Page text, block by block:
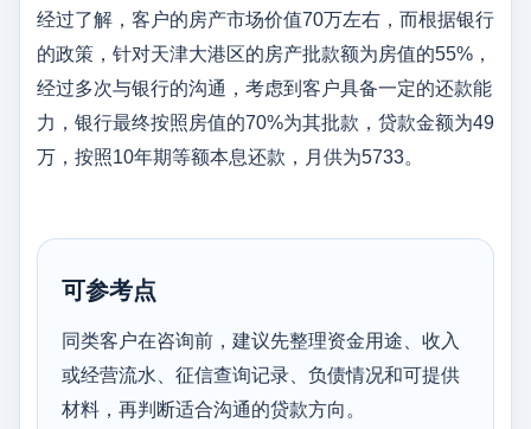
经过了解，客户的房产市场价值70万左右，而根据银行
的政策，针对天津大港区的房产批款额为房值的55%，
经过多次与银行的沟通，考虑到客户具备一定的还款能
力，银行最终按照房值的70%为其批款，贷款金额为49
万，按照10年期等额本息还款，月供为5733。
可参考点
同类客户在咨询前，建议先整理资金用途、收入
或经营流水、征信查询记录、负债情况和可提供
材料，再判断适合沟通的贷款方向。